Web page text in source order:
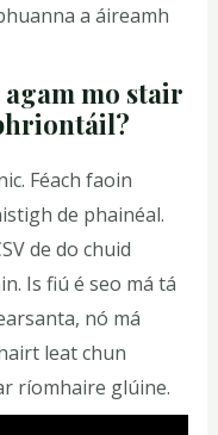
a áireamh
mo stair
Féach faoin
de phainéal.
de do chuid
Is fiú é seo má tá
nó má
leat chun
ríomhaire glúine.